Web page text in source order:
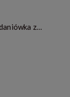
B.BOX Mini Lunchbox - szczelna śniadaniówka z przegródkami - Midnight